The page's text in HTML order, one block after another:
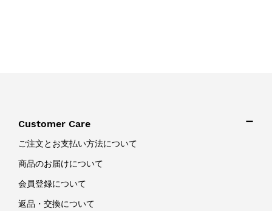
Customer Care
ご注文とお支払い方法について
商品のお届けについて
会員登録について
返品・交換について